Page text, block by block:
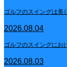
ゴルフのスイングは美
2026.08.04
ゴルフのスイングにお
2026.08.03